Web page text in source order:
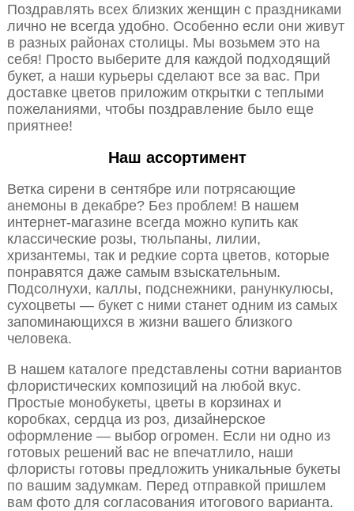
Поздравлять всех близких женщин с праздниками
лично не всегда удобно. Особенно если они живут
в разных районах столицы. Мы возьмем это на
себя! Просто выберите для каждой подходящий
букет, а наши курьеры сделают все за вас. При
доставке цветов приложим открытки с теплыми
пожеланиями, чтобы поздравление было еще
приятнее!
Наш ассортимент
Ветка сирени в сентябре или потрясающие
анемоны в декабре? Без проблем! В нашем
интернет-магазине всегда можно купить как
классические розы, тюльпаны, лилии,
хризантемы, так и редкие сорта цветов, которые
понравятся даже самым взыскательным.
Подсолнухи, каллы, подснежники, ранункулюсы,
сухоцветы — букет с ними станет одним из самых
запоминающихся в жизни вашего близкого
человека.
В нашем каталоге представлены сотни вариантов
флористических композиций на любой вкус.
Простые монобукеты, цветы в корзинах и
коробках, сердца из роз, дизайнерское
оформление — выбор огромен. Если ни одно из
готовых решений вас не впечатлило, наши
флористы готовы предложить уникальные букеты
по вашим задумкам. Перед отправкой пришлем
вам фото для согласования итогового варианта.